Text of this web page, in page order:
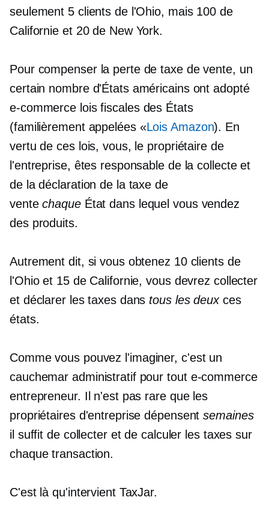
seulement 5 clients de l'Ohio, mais 100 de
Californie et 20 de New York.
Pour compenser la perte de taxe de vente, un
certain nombre d'États américains ont adopté
e-commerce lois fiscales des États
(familièrement appelées «Lois Amazon). En
vertu de ces lois, vous, le propriétaire de
l'entreprise, êtes responsable de la collecte et
de la déclaration de la taxe de
ventechaqueÉtat dans lequel vous vendez
des produits.
Autrement dit, si vous obtenez 10 clients de
l'Ohio et 15 de Californie, vous devrez collecter
et déclarer les taxes dans tous les deux ces
états.
Comme vous pouvez l'imaginer, c'est un
cauchemar administratif pour tout e-commerce
entrepreneur. Il n'est pas rare que les
propriétaires d'entreprise dépensentsemaines
il suffit de collecter et de calculer les taxes sur
chaque transaction.
C'est là qu'intervient TaxJar.